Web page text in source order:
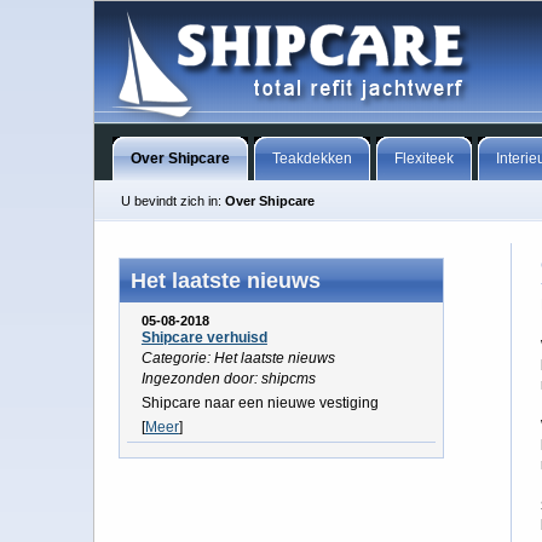
Over Shipcare Teakdekken Flexiteek
U bevindt zich in: Over Shipcare
Het laatste nieuws
05-08-2018
Shipcare verhuisd
Categorie: Het laatste nieuws
Ingezonden door: shipcms
Shipcare naar een nieuwe vestiging
[Meer]